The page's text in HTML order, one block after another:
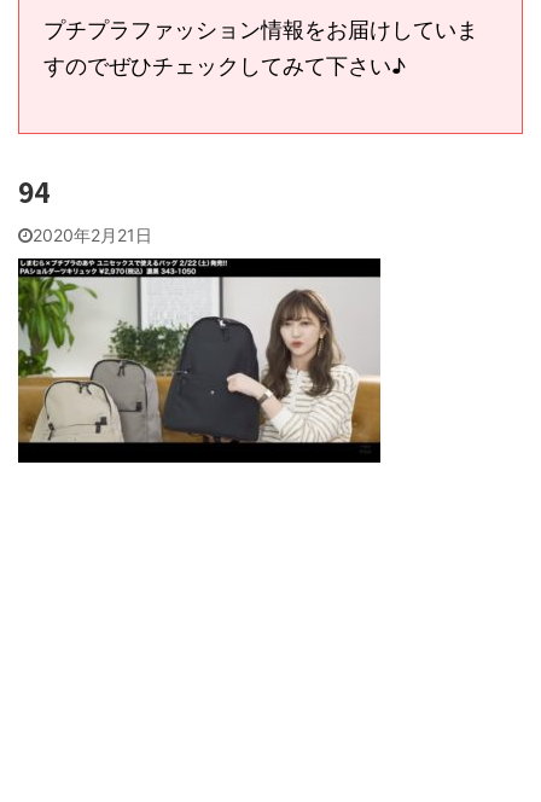
プチプラファッション情報をお届けしていま
すのでぜひチェックしてみて下さい♪
94
2020年2月21日